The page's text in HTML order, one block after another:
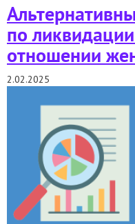
по
отношении
2.02.2025